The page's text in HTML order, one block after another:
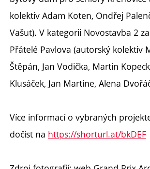
kolektiv Adam Koten, Ondřej
Vašut). V kategorii Novostavba 2
Přátelé Pavlova (autorský kolektiv
Štěpán, Jan Vodička, Martin
Klusáček, Jan Martine, Alena
Více informací o vybraných
dočíst na https://shorturl.at/bkDEF